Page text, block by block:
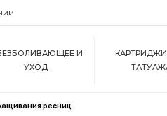
И
УХОД
ресниц